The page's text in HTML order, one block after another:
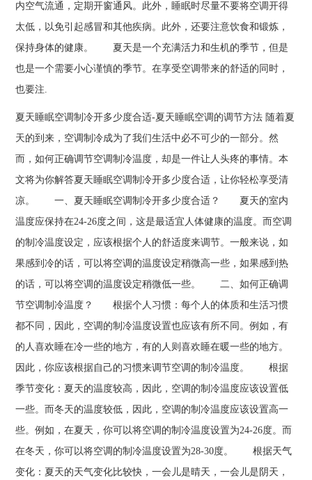
内空气流通，定期开窗通风。此外，睡眠时尽量不要将空调开得
太低，以免引起感冒和其他疾病。此外，还要注意饮食和锻炼，
保持身体的健康。 夏天是一个充满活力和生机的季节，但是
也是一个需要小心谨慎的季节。在享受空调带来的舒适的同时，
也要注.
夏天睡眠空调制冷开多少度合适-夏天睡眠空调的调节方法 随着夏
天的到来，空调制冷成为了我们生活中必不可少的一部分。然
而，如何正确调节空调制冷温度，却是一件让人头疼的事情。本
文将为你解答夏天睡眠空调制冷开多少度合适，让你轻松享受清
凉。 一、夏天睡眠空调制冷开多少度合适？ 夏天的室内
温度应保持在24-26度之间，这是最适宜人体健康的温度。而空调
的制冷温度设定，应该根据个人的舒适度来调节。一般来说，如
果感到冷的话，可以将空调的温度设定稍微高一些，如果感到热
的话，可以将空调的温度设定稍微低一些。 二、如何正确调
节空调制冷温度？ 根据个人习惯：每个人的体质和生活习惯
都不同，因此，空调的制冷温度设置也应该有所不同。例如，有
的人喜欢睡在冷一些的地方，有的人则喜欢睡在暖一些的地方。
因此，你应该根据自己的习惯来调节空调的制冷温度。 根据
季节变化：夏天的温度较高，因此，空调的制冷温度应该设置低
一些。而冬天的温度较低，因此，空调的制冷温度应该设置高一
些。例如，在夏天，你可以将空调的制冷温度设置为24-26度。而
在冬天，你可以将空调的制冷温度设置为28-30度。 根据天气
变化：夏天的天气变化比较快，一会儿是晴天，一会儿是阴天，